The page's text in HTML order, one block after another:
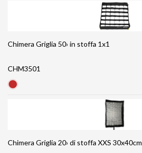
Chimera Griglia 50› in stoffa 1x1
CHM3501
Chimera Griglia 20› di stoffa XXS 30x40cm